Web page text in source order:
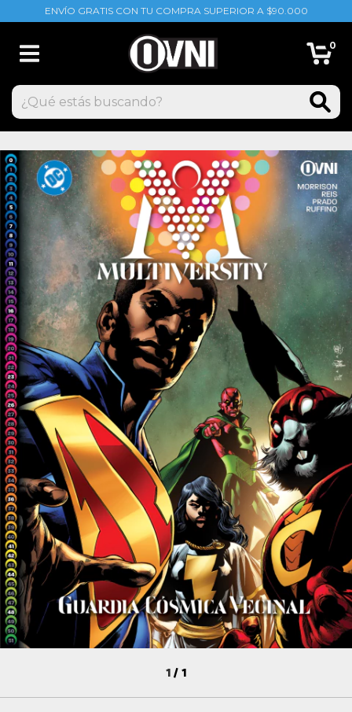
ENVÍO GRATIS CON TU COMPRA SUPERIOR A $90.000
0
1/1